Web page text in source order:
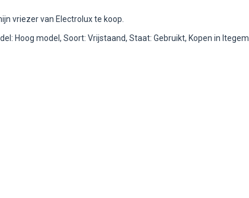
vriezer van Electrolux te koop.
Hoog model, Soort: Vrijstaand, Staat: Gebruikt, Kopen in Itegem